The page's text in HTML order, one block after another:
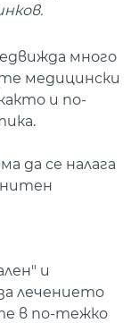
много
медицински
и по-
да се налага
и
лечението
в по-тежко